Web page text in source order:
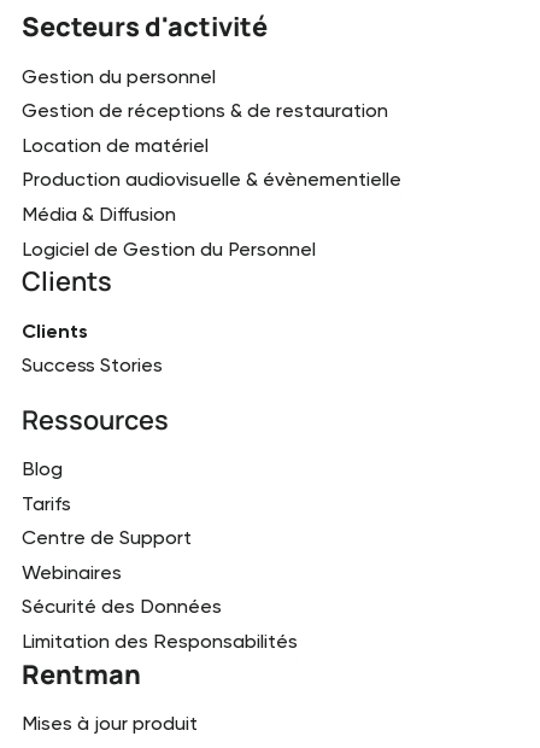
Secteurs d'activité
Gestion du personnel
Gestion de réceptions & de restauration
Location de matériel
Production audiovisuelle & évènementielle
Média & Diffusion
Logiciel de Gestion du Personnel
Clients
Clients
Success Stories
Ressources
Blog
Tarifs
Centre de Support
Webinaires
Sécurité des Données
Limitation des Responsabilités
Rentman
Mises à jour produit